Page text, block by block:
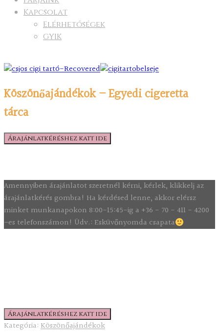
Kapcsolat
Elérhetőségek
GYIK
Köszönőajándékok – Egyedi cigeretta
tárca
Árajánlatkéréshez katt ide
Amennyiben árajánlatot szeretnél kérni, kérlek, klikkelj az
árajánlatkérés gombra! Ha kérdésed lenne, akkor elérsz
minket munkanapokon 8:00-15:45-ig a +36 - 70 - 411 - 4200
–es telefonszámon! Üdv.: Esküvőnyomda csapata
Árajánlatkéréshez katt ide
Kategória: Köszönőajándékok